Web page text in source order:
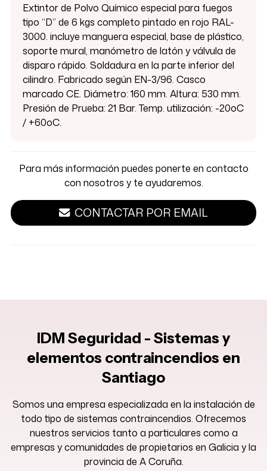
Para más información puedes ponerte en contacto
con nosotros y te ayudaremos.
CONTACTAR POR EMAIL
Extintor de Polvo Químico especial para fuegos
tipo “D” de 6 kgs completo pintado en rojo RAL-
3000. incluye manguera especial, base de plástico,
soporte mural, manómetro de latón y válvula de
disparo rápido. Soldadura en la parte inferior del
cilindro. Fabricado según EN-3/96. Casco
marcado CE. Diámetro: 160 mm. Altura: 530 mm.
Presión de Prueba: 21 Bar. Temp. utilización: -20oC
/ +60oC.
IDM Seguridad - Sistemas y
elementos contraincendios en
Santiago
Somos una empresa especializada en la instalación de
todo tipo de sistemas contraincendios. Ofrecemos
nuestros servicios tanto a particulares como a
empresas y comunidades de propietarios en Galicia y la
provincia de A Coruña.